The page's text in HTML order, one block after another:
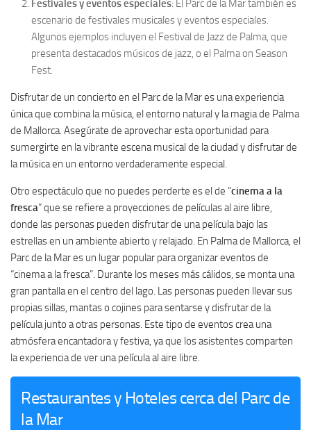
Festivales y eventos especiales: El Parc de la Mar también es
escenario de festivales musicales y eventos especiales.
Algunos ejemplos incluyen el Festival de Jazz de Palma, que
presenta destacados músicos de jazz, o el Palma on Season
Fest.
Disfrutar de un concierto en el Parc de la Mar es una experiencia
única que combina la música, el entorno natural y la magia de Palma
de Mallorca. Asegúrate de aprovechar esta oportunidad para
sumergirte en la vibrante escena musical de la ciudad y disfrutar de
la música en un entorno verdaderamente especial.
Otro espectáculo que no puedes perderte es el de “cinema a la
fresca” que se refiere a proyecciones de películas al aire libre,
donde las personas pueden disfrutar de una película bajo las
estrellas en un ambiente abierto y relajado. En Palma de Mallorca, el
Parc de la Mar es un lugar popular para organizar eventos de
“cinema a la fresca”. Durante los meses más cálidos, se monta una
gran pantalla en el centro del lago. Las personas pueden llevar sus
propias sillas, mantas o cojines para sentarse y disfrutar de la
película junto a otras personas. Este tipo de eventos crea una
atmósfera encantadora y festiva, ya que los asistentes comparten
la experiencia de ver una película al aire libre.
Restaurantes y Hoteles cerca del Parc de
la Mar